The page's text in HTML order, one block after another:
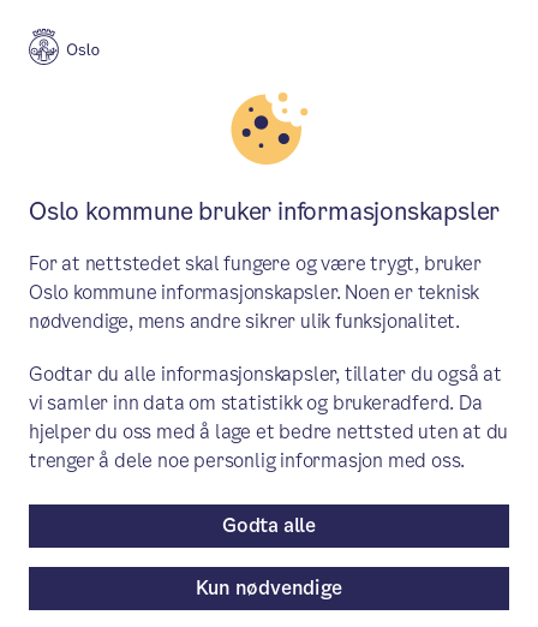
Saker behandlet i byråd 11. mai
Byrådet behandlet blant annet en sak om
budsjett for oppgradering av torg og
møteplasser.
Saker i byrådet/ Publisert: 04.05.2023 / 11.04.2023
Av Byrådslederens kontor
Artikkelen er mer enn ett år gammel.
Oslo kommune bruker informasjonskapsler
For at nettstedet skal fungere og være trygt, bruker
Oslo kommune informasjonskapsler. Noen er teknisk
nødvendige, mens andre sikrer ulik funksjonalitet.
Godtar du alle informasjonskapsler, tillater du også at
vi samler inn data om statistikk og brukeradferd. Da
hjelper du oss med å lage et bedre nettsted uten at du
trenger å dele noe personlig informasjon med oss.
Kun nødvendige
Godta alle